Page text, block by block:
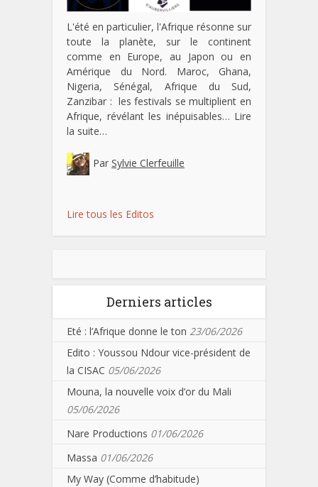
L'été en particulier, l'Afrique résonne sur
toute la planète, sur le continent
comme en Europe, au Japon ou en
Amérique du Nord. Maroc, Ghana,
Nigeria, Sénégal, Afrique du Sud,
Zanzibar : les festivals se multiplient en
Afrique, révélant les inépuisables… Lire
la suite…
Par Sylvie Clerfeuille
Lire tous les Editos
Derniers articles
Eté : l’Afrique donne le ton 23/06/2026
Edito : Youssou Ndour vice-président de
la CISAC 05/06/2026
Mouna, la nouvelle voix d’or du Mali
05/06/2026
Nare Productions 01/06/2026
Massa 01/06/2026
My Way (Comme d’habitude)